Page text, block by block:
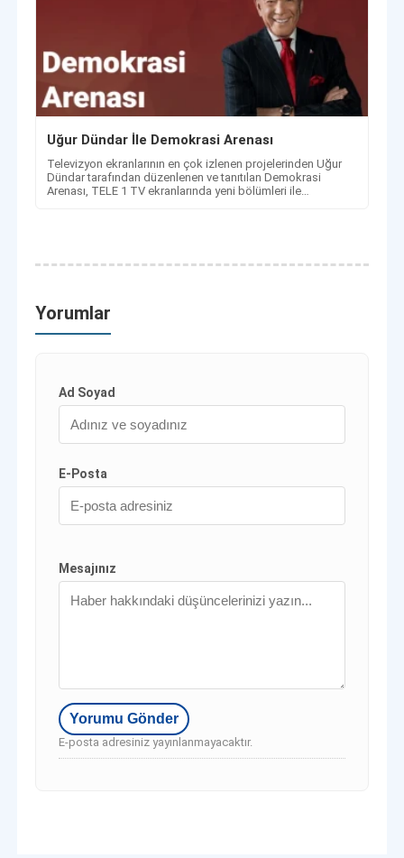
Uğur Dündar İle Demokrasi Arenası
Televizyon ekranlarının en çok izlenen projelerinden Uğur
Dündar tarafından düzenlenen ve tanıtılan Demokrasi
Arenası, TELE 1 TV ekranlarında yeni bölümleri ile
Yorumlar
Ad Soyad
E-Posta
Mesajınız
E-posta adresiniz yayınlanmayacaktır.